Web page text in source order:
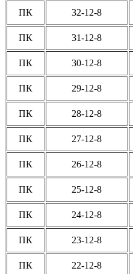
ПК 32-12-8
ПК 31-12-8
ПК 30-12-8
ПК 29-12-8
ПК 28-12-8
ПК 27-12-8
ПК 26-12-8
ПК 25-12-8
ПК 24-12-8
ПК 23-12-8
ПК 22-12-8